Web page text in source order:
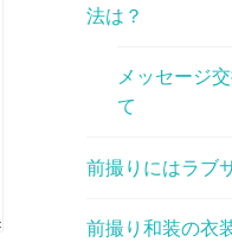
法は？
メッセージ
て
前撮りにはラブ
前撮り和装の衣